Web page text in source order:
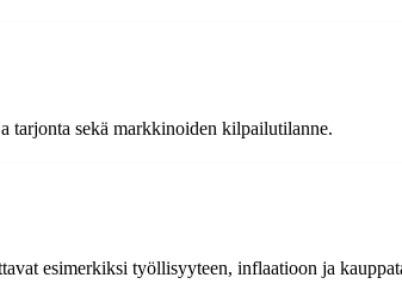
tarjonta sekä markkinoiden kilpailutilanne.
esimerkiksi työllisyyteen, inflaatioon ja